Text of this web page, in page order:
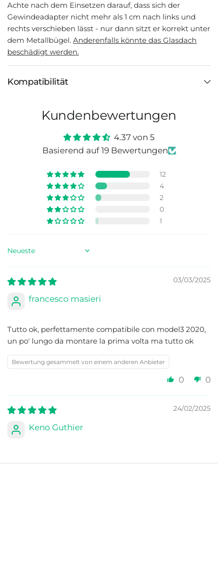
Achte nach dem Einsetzen darauf, dass sich der
Gewindeadapter nicht mehr als 1 cm nach links und
rechts verschieben lässt - nur dann sitzt er korrekt unter
dem Metallbügel.Anderenfalls könnte das Glasdach
beschädigt werden.
Kompatibilität
Kundenbewertungen
4.37 von 5
Basierend auf 19 Bewertungen
12
4
2
0
1
Sort by
03/03/2025
francesco masieri
Tutto ok, perfettamente compatibile con model3 2020,
un po' lungo da montare la prima volta ma tutto ok
Bewertung gesammelt von einem anderen Anbieter
0 0
24/02/2025
Keno Guthier